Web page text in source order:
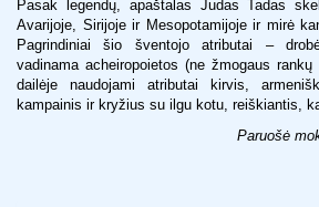
Pasak legendų, apaštalas Judas Tadas
Avarijoje, Sirijoje ir Mesopotamijoje ir mirė
Pagrindiniai šio šventojo atributai –
vadinama acheiropoietos (ne žmogaus
dailėje naudojami atributai kirvis,
kampainis ir kryžius su ilgu kotu, reiškiantis,
Paruošė